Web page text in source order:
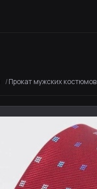
Прокат мужских костюмов